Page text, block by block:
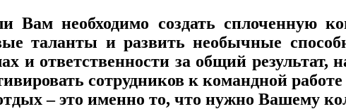
Вам необходимо создать сплоченную
таланты и развить необычные
и ответственности за общий
сотрудников к командной
– это именно то, что нужно Вашему